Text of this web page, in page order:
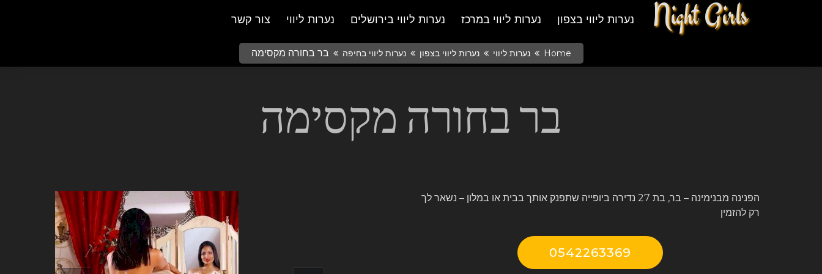
Night Girls צור קשר נערות ליווי נערות ליווי בירושלים נערות ליווי במרכז נערות ליווי בצפון
Home נערות ליווי נערות ליווי בצפון נערות ליווי בחיפה בר בחורה מקסימה
בר בחורה מקסימה
הפנינה מבנימינה – בר, בת 27 נדירה ביופייה שתפנק אותך בבית או במלון – נשאר לך
רק להזמין
0542263369